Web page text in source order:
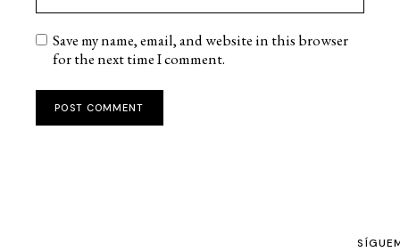
Save my name, email, and website in this browser
for the next time I comment.
POST COMMENT